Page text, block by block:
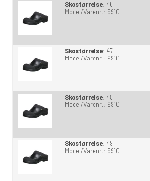
Skostørrelse: 46
Model/Varenr.: 9910
Skostørrelse: 47
Model/Varenr.: 9910
Skostørrelse: 48
Model/Varenr.: 9910
Skostørrelse: 49
Model/Varenr.: 9910